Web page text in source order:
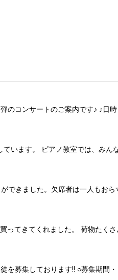
のコンサートのご案内です♪ ♪日
います。 ピアノ教室では、みん
できました。欠席者は一人もおら
ってきてくれました。 荷物たくさ
を募集しております!! ○募集期間